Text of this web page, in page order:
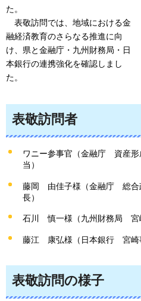
た。
表敬訪問では、地域における金
融経済教育のさらなる推進に向
け、県と金融庁・九州財務局・日
本銀行の連携強化を確認しまし
た。
表敬訪問者
ワニー参事官（金融庁 資産形
当）
藤岡 由佳子様（金融庁 総合
長）
石川 慎一様（九州財務局 宮
藤江 康弘様（日本銀行 宮崎
表敬訪問の様子